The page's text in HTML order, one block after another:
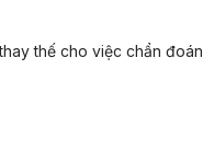
thế cho việc chẩn đoán